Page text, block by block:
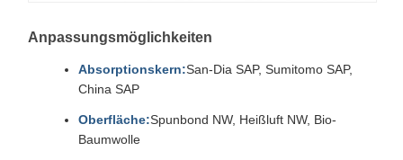
Anpassungsmöglichkeiten
Absorptionskern:San-Dia SAP, Sumitomo SAP,
China SAP
Oberfläche:Spunbond NW, Heißluft NW, Bio-
Baumwolle